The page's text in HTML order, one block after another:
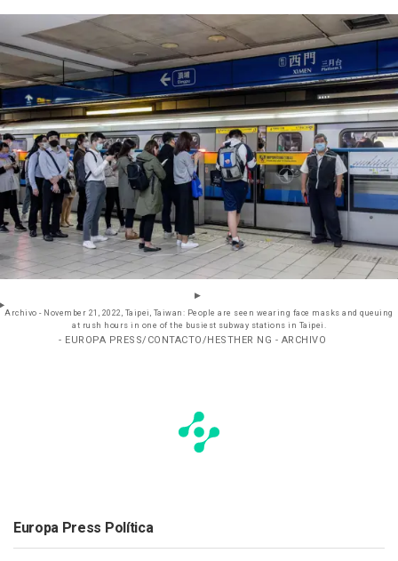
Archivo - November 21, 2022, Taipei, Taiwan: People are seen wearing face masks and queuing
at rush hours in one of the busiest subway stations in Taipei.
- EUROPA PRESS/CONTACTO/HESTHER NG - ARCHIVO
Europa Press Política